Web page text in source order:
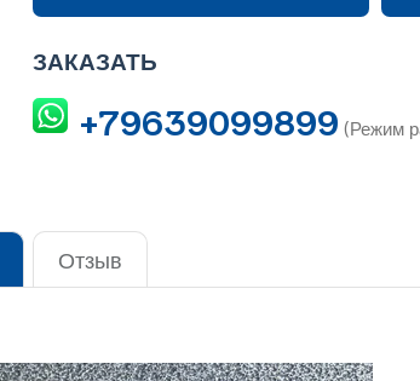
ЗАКАЗАТЬ
+79639099899 (Режим
Отзыв